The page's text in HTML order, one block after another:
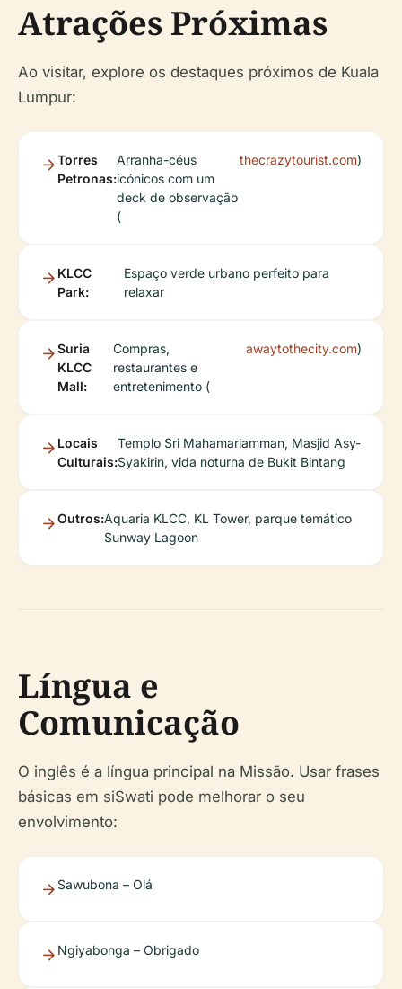
Atrações Próximas
Ao visitar, explore os destaques próximos de Kuala
Lumpur:
Torres
Petronas:
Arranha-céus
icónicos com um
deck de observação
(
thecrazytourist.com)
KLCC
Park:
Espaço verde urbano perfeito para
relaxar
Suria
KLCC
Mall:
Compras,
restaurantes e
entretenimento (
awaytothecity.com)
Locais
Culturais:
Templo Sri Mahamariamman, Masjid Asy-
Syakirin, vida noturna de Bukit Bintang
Outros:Aquaria KLCC, KL Tower, parque temático
Sunway Lagoon
Língua e
Comunicação
O inglês é a língua principal na Missão. Usar frases
básicas em siSwati pode melhorar o seu
envolvimento:
Sawubona – Olá
Ngiyabonga – Obrigado